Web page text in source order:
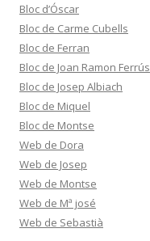
Bloc d’Óscar
Bloc de Carme Cubells
Bloc de Ferran
Bloc de Joan Ramon Ferrús
Bloc de Josep Albiach
Bloc de Miquel
Bloc de Montse
Web de Dora
Web de Josep
Web de Montse
Web de Mª josé
Web de Sebastià